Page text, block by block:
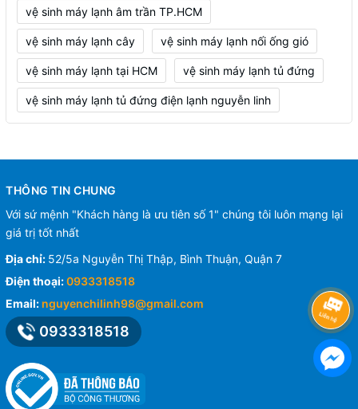
vệ sinh máy lạnh âm trần TP.HCM
vệ sinh máy lạnh cây vệ sinh máy lạnh nối ống gió
vệ sinh máy lạnh tại HCM vệ sinh máy lạnh tủ đứng
vệ sinh máy lạnh tủ đứng điện lạnh nguyễn linh
THÔNG TIN CHUNG
Với sứ mệnh "Khách hàng là ưu tiên số 1" chúng tôi luôn mạng lại
giá trị tốt nhất
Địa chỉ: 52/5a Nguyễn Thị Thập, Bình Thuận, Quận 7
Điện thoại:0933318518
Email: nguyenchilinh98@gmail.com
0933318518